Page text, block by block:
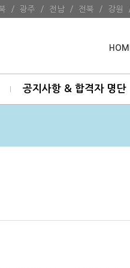
/ 광주 / 전남 / 전북 / 강원
공지사항 & 합격자 명단